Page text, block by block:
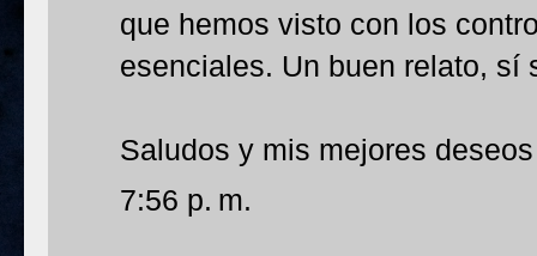
que hemos visto con los
esenciales. Un buen relato, sí
Saludos y mis mejores
7:56 p. m.